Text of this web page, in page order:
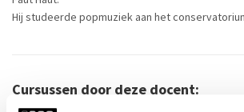
Hij studeerde popmuziek aan het
Cursussen door deze docent: